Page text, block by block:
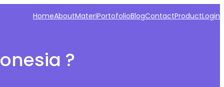
HomeAboutMateriPortofolioBlogContactProductLogin
?